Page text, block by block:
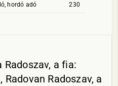
hordó adó 230
Radoszav, a fia:
Radovan Radoszav, a